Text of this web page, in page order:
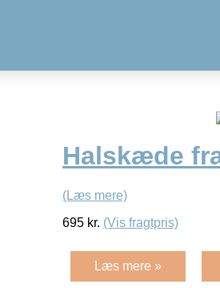
Halskæde
(Læs mere)
695 kr. (Vis fragtpris)
Læs mere »